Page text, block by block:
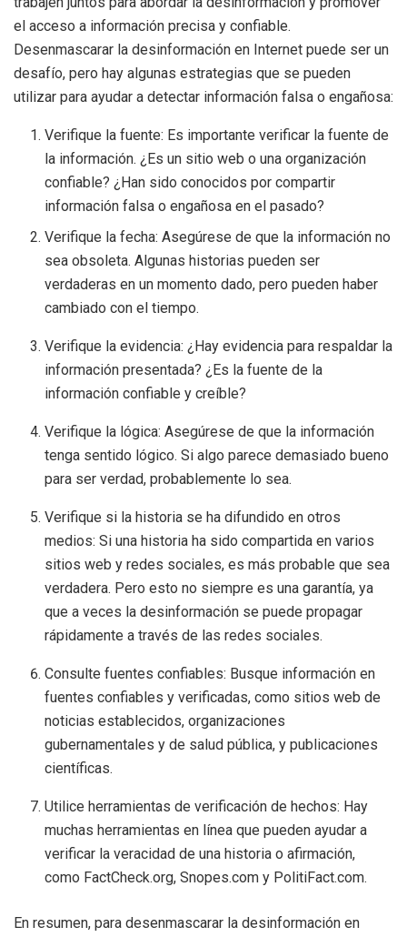
el acceso a información precisa y confiable.
Desenmascarar la desinformación en Internet puede ser un
desafío, pero hay algunas estrategias que se pueden
utilizar para ayudar a detectar información falsa o engañosa:
Verifique la fuente: Es importante verificar la fuente de
la información. ¿Es un sitio web o una organización
confiable? ¿Han sido conocidos por compartir
información falsa o engañosa en el pasado?
Verifique la fecha: Asegúrese de que la información no
sea obsoleta. Algunas historias pueden ser
verdaderas en un momento dado, pero pueden haber
cambiado con el tiempo.
Verifique la evidencia: ¿Hay evidencia para respaldar la
información presentada? ¿Es la fuente de la
información confiable y creíble?
Verifique la lógica: Asegúrese de que la información
tenga sentido lógico. Si algo parece demasiado bueno
para ser verdad, probablemente lo sea.
Verifique si la historia se ha difundido en otros
medios: Si una historia ha sido compartida en varios
sitios web y redes sociales, es más probable que sea
verdadera. Pero esto no siempre es una garantía, ya
que a veces la desinformación se puede propagar
rápidamente a través de las redes sociales.
Consulte fuentes confiables: Busque información en
fuentes confiables y verificadas, como sitios web de
noticias establecidos, organizaciones
gubernamentales y de salud pública, y publicaciones
científicas.
Utilice herramientas de verificación de hechos: Hay
muchas herramientas en línea que pueden ayudar a
verificar la veracidad de una historia o afirmación,
como FactCheck.org, Snopes.com y PolitiFact.com.
En resumen, para desenmascarar la desinformación en